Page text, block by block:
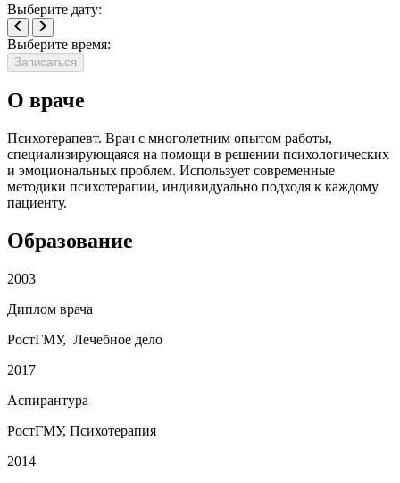
Выберите дату:
Выберите время:
Записаться
О враче
Психотерапевт. Врач с многолетним опытом работы,
специализирующаяся на помощи в решении психологических
и эмоциональных проблем. Использует современные
методики психотерапии, индивидуально подходя к каждому
пациенту.
Образование
2003
Диплом врача
РостГМУ, Лечебное дело
2017
Аспирантура
РостГМУ, Психотерапия
2014